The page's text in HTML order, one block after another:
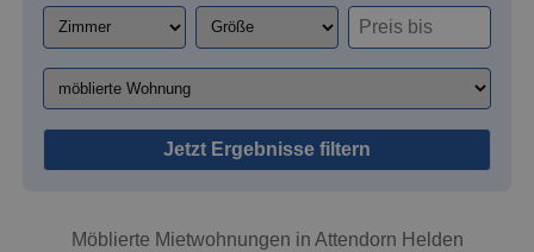
Jetzt Ergebnisse filtern
Möblierte Mietwohnungen in Attendorn Helden